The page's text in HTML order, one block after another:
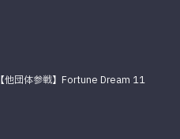
【他団体参戦】Fortune Dream 11